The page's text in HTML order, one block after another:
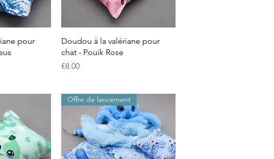
ューpour
クイックビュー
Doudou à la valériane pour
chat - Pouik Rose
価格
€8.00
Offre de lancement